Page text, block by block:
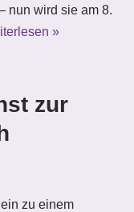
nun wird sie am 8.
»
zur
zu einem